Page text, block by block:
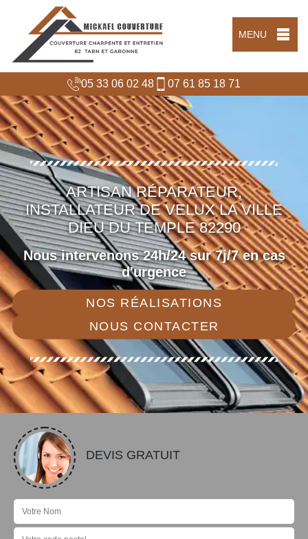
MENU
05 33 06 02 48 07 61 85 18 71
ARTISAN RÉPARATEUR,
INSTALLATEUR DE VELUX LA VILLE
DIEU DU TEMPLE 82290
Nous intervenons 24h/24 sur 7j/7 en cas
d'urgence
NOS RÉALISATIONS
NOUS CONTACTER
DEVIS GRATUIT